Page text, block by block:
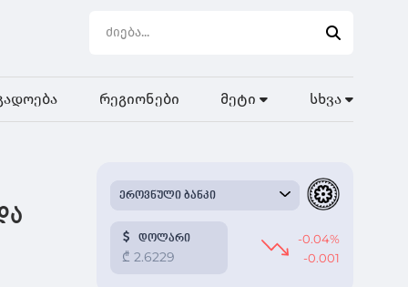
რეგიონები მეტი სხვა